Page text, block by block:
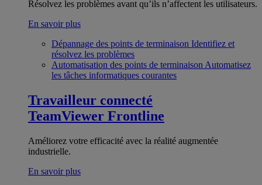
Résolvez les problèmes avant qu’ils n’affectent les utilisateurs.
En savoir plus
Dépannage des points de terminaison Identifiez et
résolvez les problèmes
Automatisation des points de terminaison Automatisez
les tâches informatiques courantes
Travailleur connecté
TeamViewer Frontline
Améliorez votre efficacité avec la réalité augmentée
industrielle.
En savoir plus